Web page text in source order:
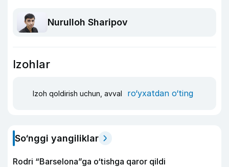
Nurulloh Sharipov
Izohlar
Izoh qoldirish uchun, avval ro‘yxatdan o‘ting
So‘nggi yangiliklar
Rodri “Barselona”ga o‘tishga qaror qildi